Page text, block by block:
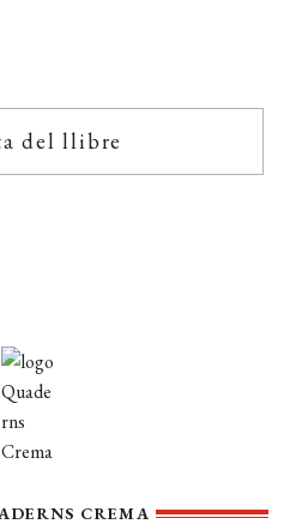
del llibre
CREMA